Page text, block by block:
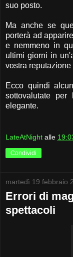
suo posto.
Ma anche se
porterà ad
e nemmeno in
ultimi giorni in
vostra
Ecco quindi
sottovalutate
elegante.
LateAtNight alle
Condividi
martedì 19 febbraio
Errori di
spettacoli